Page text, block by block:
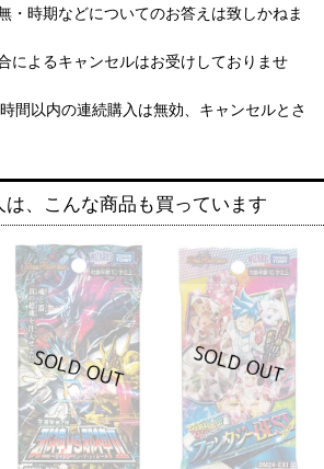
・時期などについてのお答えは致しかねま
によるキャンセルはお受けしておりませ
間以内の連続購入は無効、キャンセルとさ
、こんな商品も買っています